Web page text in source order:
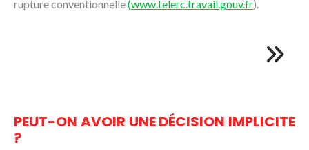
rupture conventionnelle(www.telerc.travail.gouv.fr).
PEUT-ON AVOIR UNE DÉCISION IMPLICITE
?